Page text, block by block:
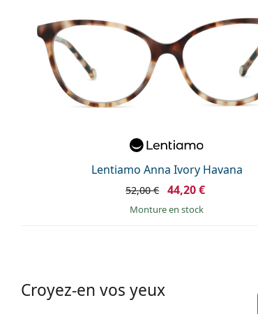
Lentiamo Anna Ivory Havana
52,00 € 44,20 €
Monture en stock
Croyez-en vos yeux